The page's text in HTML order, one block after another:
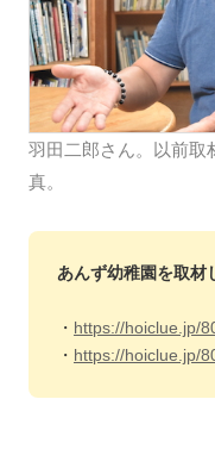
羽田二郎さん。以前取
真。
あんず幼稚園を取材
・ https://hoiclue.jp/
・ https://hoiclue.jp/